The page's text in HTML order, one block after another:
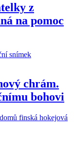
z
na pomoc
chrám.
bohovi